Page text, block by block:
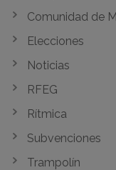
Comunidad de
Elecciones
Noticias
RFEG
Rítmica
Subvenciones
Trampolín